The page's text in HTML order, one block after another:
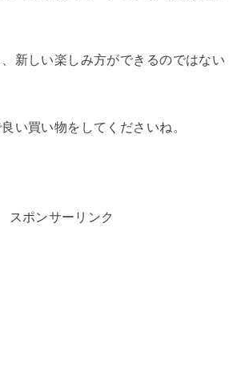
新しい楽しみ方ができるのではない
い買い物をしてくださいね。
スポンサーリンク